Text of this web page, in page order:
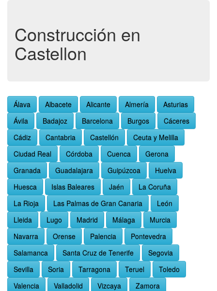
Construcción en
Castellon
Álava Albacete Alicante Almería
Asturias
Ávila
Badajoz Barcelona Burgos
Cáceres
Cádiz
Cantabria Castellón
Ceuta y Melilla
Ciudad Real
Córdoba Cuenca
Gerona
Granada
Guadalajara Guipúzcoa
Huelva
Huesca
Islas Baleares Jaén
La Coruña
La Rioja
Las Palmas de Gran Canaria
León
Lleida
Lugo Madrid Málaga
Murcia
Navarra
Orense Palencia
Pontevedra
Salamanca
Santa Cruz de Tenerife
Segovia
Sevilla
Soria Tarragona Teruel
Toledo
Valencia
Valladolid Vizcaya
Zamora